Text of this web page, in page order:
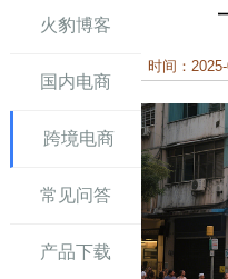
火豹博客
国内电商
跨境电商
常见问答
产品下载
时间：